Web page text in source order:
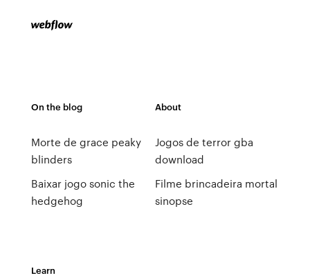
On the blog
Morte de grace peaky
blinders
Baixar jogo sonic the
hedgehog
About
Jogos de terror gba
download
Filme brincadeira mortal
sinopse
Learn